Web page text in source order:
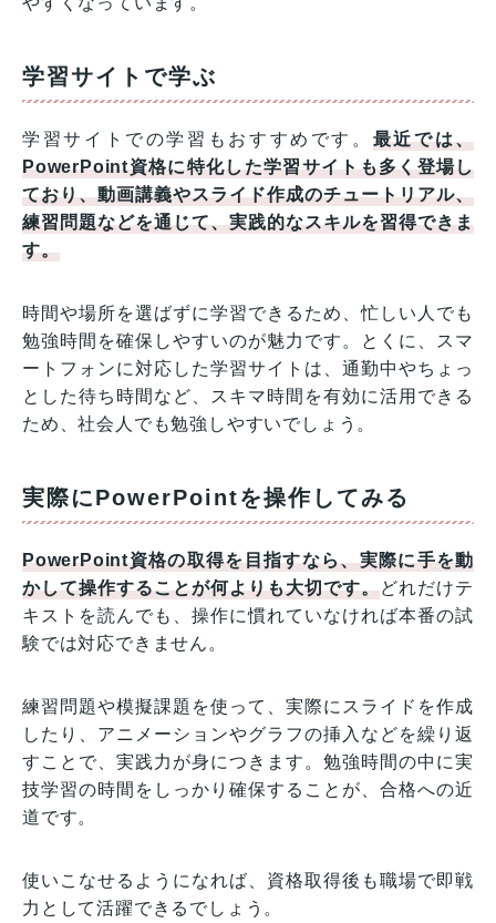
学習サイトで学ぶ
学習サイトでの学習もおすすめです。 最近では、
PowerPoint資格に特化した学習サイトも多く登場し
ており、動画講義やスライド作成のチュートリアル、
練習問題などを通じて、実践的なスキルを習得できま
す。
時間や場所を選ばずに学習できるため、忙しい人でも
勉強時間を確保しやすいのが魅力です。とくに、スマ
ートフォンに対応した学習サイトは、通勤中やちょっ
とした待ち時間など、スキマ時間を有効に活用できる
ため、社会人でも勉強しやすいでしょう。
実際にPowerPointを操作してみる
PowerPoint資格の取得を目指すなら、実際に手を動
かして操作することが何よりも大切です。どれだけテ
キストを読んでも、操作に慣れていなければ本番の試
験では対応できません。
練習問題や模擬課題を使って、実際にスライドを作成
したり、アニメーションやグラフの挿入などを繰り返
すことで、実践力が身につきます。勉強時間の中に実
技学習の時間をしっかり確保することが、合格への近
道です。
使いこなせるようになれば、資格取得後も職場で即戦
力として活躍できるでしょう。